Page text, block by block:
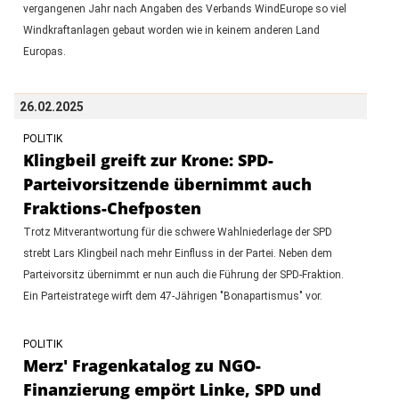
vergangenen Jahr nach Angaben des Verbands WindEurope so viel
Windkraftanlagen gebaut worden wie in keinem anderen Land
Europas.
26.02.2025
POLITIK
Klingbeil greift zur Krone: SPD-
Parteivorsitzende übernimmt auch
Fraktions-Chefposten
Trotz Mitverantwortung für die schwere Wahlniederlage der SPD
strebt Lars Klingbeil nach mehr Einfluss in der Partei. Neben dem
Parteivorsitz übernimmt er nun auch die Führung der SPD-Fraktion.
Ein Parteistratege wirft dem 47-Jährigen "Bonapartismus" vor.
POLITIK
Merz' Fragenkatalog zu NGO-
Finanzierung empört Linke, SPD und